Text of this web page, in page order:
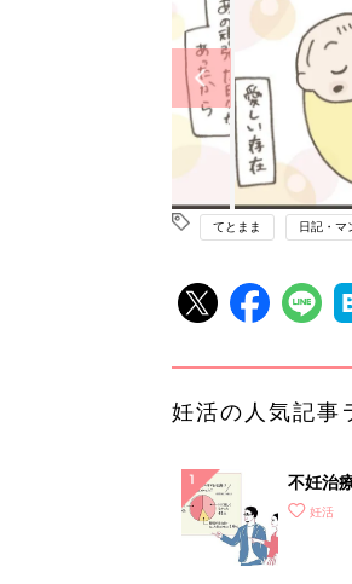
てとまま 日記・マ
妊活の人気記事
不妊治
さ」が
妊活